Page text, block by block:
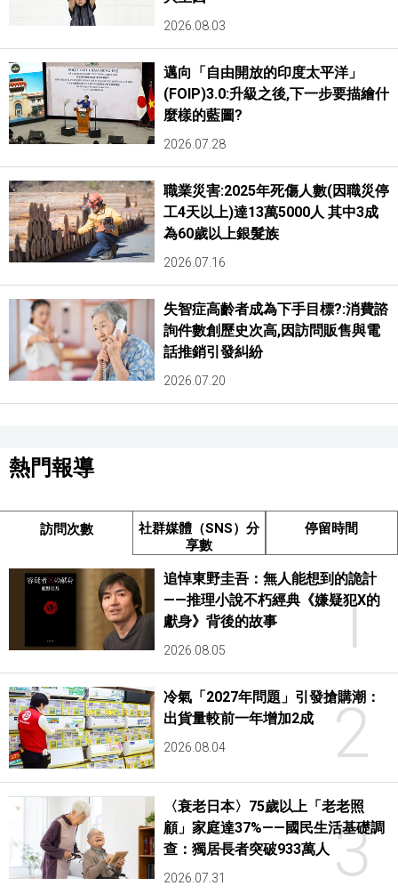
2026.08.03
邁向「自由開放的印度太平洋」
(FOIP)3.0:升級之後,下一步要描繪什
麼樣的藍圖?
2026.07.28
職業災害:2025年死傷人數(因職災停
工4天以上)達13萬5000人 其中3成
為60歲以上銀髮族
2026.07.16
失智症高齡者成為下手目標?:消費諮
詢件數創歷史次高,因訪問販售與電
話推銷引發糾紛
2026.07.20
熱門報導
訪問次數
社群媒體（SNS）分
享數
停留時間
1
追悼東野圭吾：無人能想到的詭計
——推理小說不朽經典《嫌疑犯X的
獻身》背後的故事
2026.08.05
2
冷氣「2027年問題」引發搶購潮：
出貨量較前一年增加2成
2026.08.04
3
〈衰老日本〉75歲以上「老老照
顧」家庭達37%——國民生活基礎調
查：獨居長者突破933萬人
2026.07.31